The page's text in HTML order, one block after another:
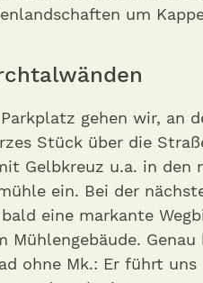
um
gehen wir, an
Stück über die
Gelbkreuz u.a. in den
ein. Bei der
eine markante
Mühlengebäude.
ohne Mk.: Er führt